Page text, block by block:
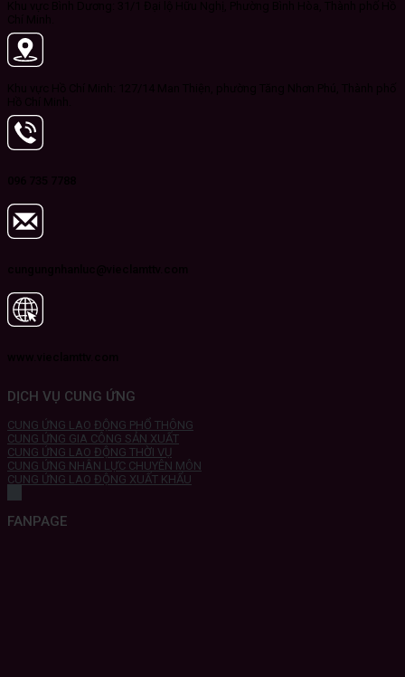
DỊCH VỤ CUNG ỨNG
CUNG ỨNG LAO ĐỘNG PHỔ THÔNG
CUNG ỨNG GIA CÔNG SẢN XUẤT
CUNG ỨNG LAO ĐỘNG THỜI VỤ
CUNG ỨNG NHÂN LỰC CHUYÊN MÔN
CUNG ỨNG LAO ĐỘNG XUẤT KHẨU
FANPAGE